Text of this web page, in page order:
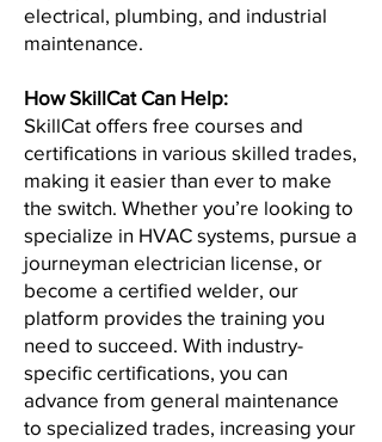
electrical, plumbing, and industrial
maintenance.
How SkillCat Can Help:
SkillCat offers free courses and
certifications in various skilled trades,
making it easier than ever to make
the switch. Whether you’re looking to
specialize in HVAC systems, pursue a
journeyman electrician license, or
become a certified welder, our
platform provides the training you
need to succeed. With industry-
specific certifications, you can
advance from general maintenance
to specialized trades, increasing your